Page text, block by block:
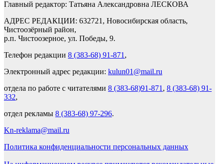
Главный редактор: Татьяна Александровна ЛЕСКОВА
АДРЕС РЕДАКЦИИ: 632721, Новосибирская область,
Чистоозёрный район,
р.п. Чистоозерное, ул. Победы, 9.
Телефон редакции 8 (383-68) 91-871 ,
Электронный адрес редакции: kulun01@mail.ru
отдела по работе с читателями 8 (383-68)91-871 , 8 (383-68) 91-
332,
отдел рекламы 8 (383-68) 97-296.
Kn-reklama@mail.ru
Политика конфиденциальности персональных данных